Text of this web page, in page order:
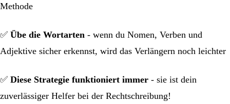
Methode
✅ Übe die Wortarten - wenn du Nomen, Verben und
Adjektive sicher erkennst, wird das Verlängern noch leichter
✅ Diese Strategie funktioniert immer - sie ist dein
zuverlässiger Helfer bei der Rechtschreibung!